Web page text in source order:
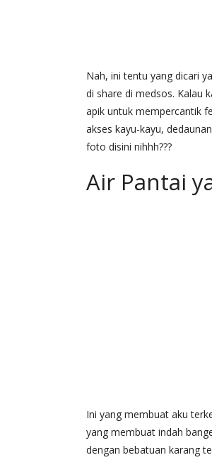
Nah, ini tentu yang dicari
di share di medsos. Kalau
apik untuk mempercantik
akses kayu-kayu,
foto disini nihhh???
Air Pantai
Ini yang membuat aku
yang membuat indah
dengan bebatuan karang